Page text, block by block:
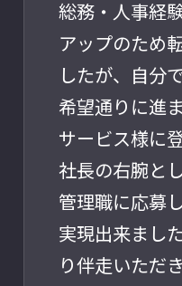
総務・人事経
アップのため
したが、自分
希望通りに進
サービス様に
社長の右腕と
管理職に応募
実現出来まし
り伴走いただ